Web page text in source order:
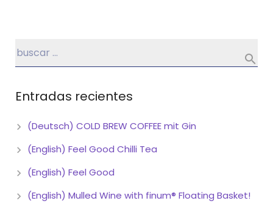
Entradas recientes
(Deutsch) COLD BREW COFFEE mit Gin
(English) Feel Good Chilli Tea
(English) Feel Good
(English) Mulled Wine with finum® Floating Basket!